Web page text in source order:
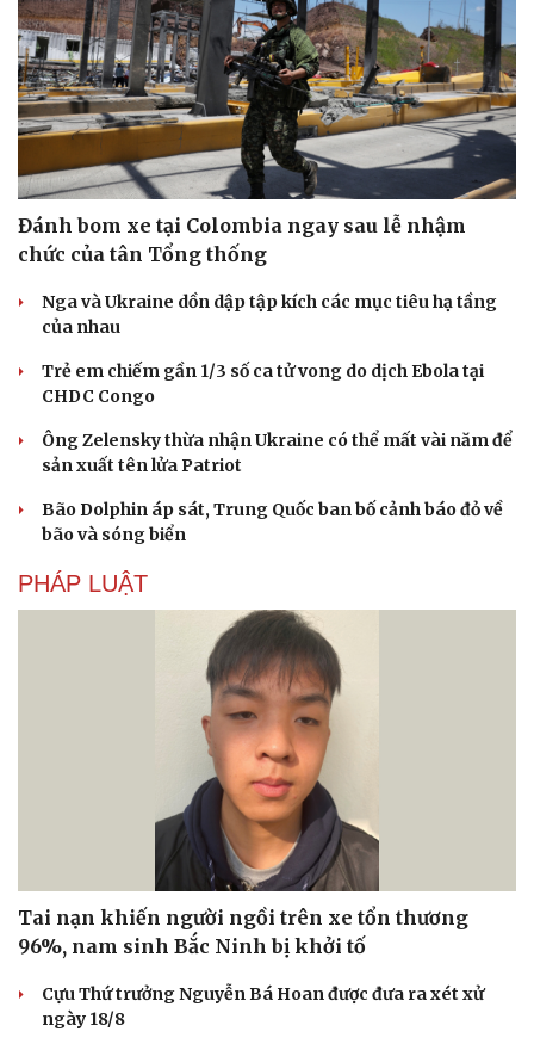
Cải chính
Đánh bom xe tại Colombia ngay sau lễ nhậm
chức của tân Tổng thống
Nga và Ukraine dồn dập tập kích các mục tiêu hạ tầng
của nhau
Trẻ em chiếm gần 1/3 số ca tử vong do dịch Ebola tại
CHDC Congo
Ông Zelensky thừa nhận Ukraine có thể mất vài năm để
sản xuất tên lửa Patriot
Bão Dolphin áp sát, Trung Quốc ban bố cảnh báo đỏ về
bão và sóng biển
PHÁP LUẬT
Tai nạn khiến người ngồi trên xe tổn thương
96%, nam sinh Bắc Ninh bị khởi tố
Cựu Thứ trưởng Nguyễn Bá Hoan được đưa ra xét xử
ngày 18/8